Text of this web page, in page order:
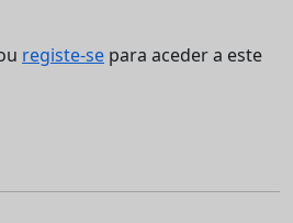
registe-se para aceder a este